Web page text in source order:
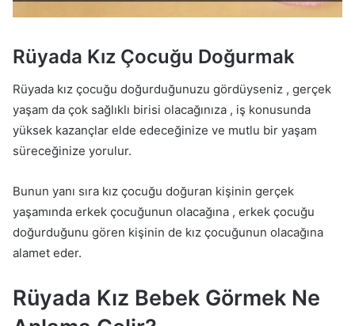
Rüyada Kız Çocuğu Doğurmak
Rüyada kız çocuğu doğurduğunuzu gördüyseniz , gerçek
yaşam da çok sağlıklı birisi olacağınıza , iş konusunda
yüksek kazançlar elde edeceğinize ve mutlu bir yaşam
süreceğinize yorulur.
Bunun yanı sıra kız çocuğu doğuran kişinin gerçek
yaşamında erkek çocuğunun olacağına , erkek çocuğu
doğurduğunu gören kişinin de kız çocuğunun olacağına
alamet eder.
Rüyada Kız Bebek Görmek Ne